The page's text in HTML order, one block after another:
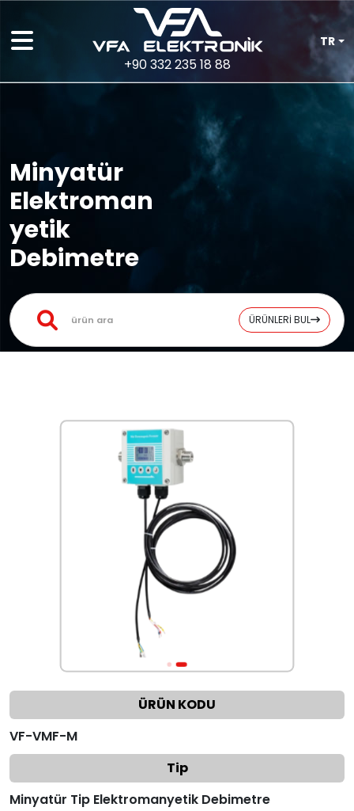
+90 332 235 18 88
TR
Minyatür
Elektroman
yetik
Debimetre
ÜRÜNLERİ BUL
ÜRÜN KODU
VF-VMF-M
Tip
Minyatür Tip Elektromanyetik Debimetre